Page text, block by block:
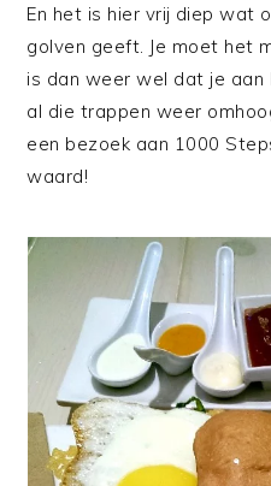
En het is hier vrij diep wat
golven geeft. Je moet het
is dan weer wel dat je
al die trappen weer
een bezoek aan 1000
waard!